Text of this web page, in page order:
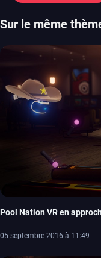
Sur le même
Pool Nation VR en
05 septembre 2016 à 11:49